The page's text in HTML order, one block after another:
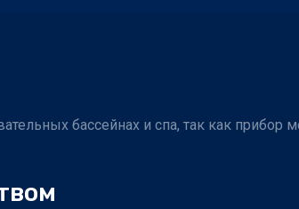
бассейнах и спа, так как прибор